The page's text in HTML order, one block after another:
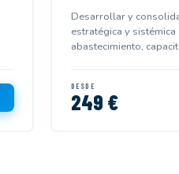
Desarrollar y
estratégica y
abastecimiento,
DESDE
249 €